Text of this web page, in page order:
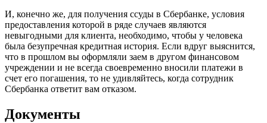
И, конечно же, для получения ссуды в Сбербанке, условия
предоставления которой в ряде случаев являются
невыгодными для клиента, необходимо, чтобы у человека
была безупречная кредитная история. Если вдруг выяснится,
что в прошлом вы оформляли заем в другом финансовом
учреждении и не всегда своевременно вносили платежи в
счет его погашения, то не удивляйтесь, когда сотрудник
Сбербанка ответит вам отказом.
Документы